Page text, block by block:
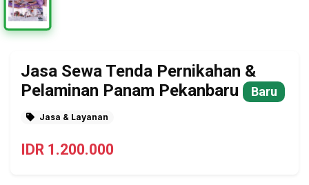
Jasa Sewa Tenda Pernikahan &
Pelaminan Panam Pekanbaru
Baru
Jasa & Layanan
IDR 1.200.000